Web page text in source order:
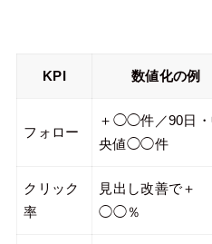
KPI 数値化の例
フォロー
＋◯◯件／90日・
央値◯◯件
クリック
率
見出し改善で＋
◯◯％